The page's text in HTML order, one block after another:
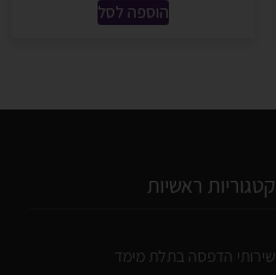
הוספה לסל
קטגוריות ראשיות
שירותי הדפסה בתלת מימד